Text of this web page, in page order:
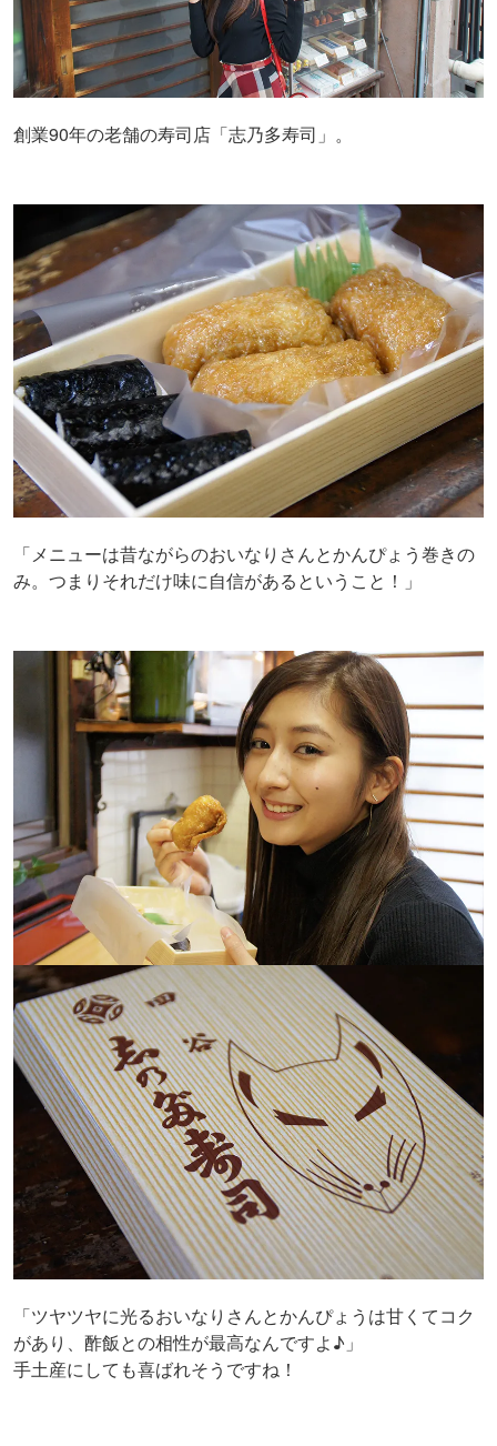
創業90年の老舗の寿司店「志乃多寿司」。
「メニューは昔ながらのおいなりさんとかんぴょう巻きの
み。つまりそれだけ味に自信があるということ！」
「ツヤツヤに光るおいなりさんとかんぴょうは甘くてコク
があり、酢飯との相性が最高なんですよ♪」
手土産にしても喜ばれそうですね！